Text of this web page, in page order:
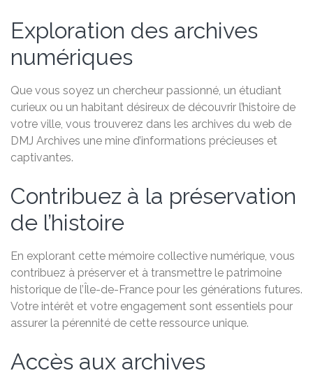
Exploration des archives
numériques
Que vous soyez un chercheur passionné, un étudiant
curieux ou un habitant désireux de découvrir l’histoire de
votre ville, vous trouverez dans les archives du web de
DMJ Archives une mine d’informations précieuses et
captivantes.
Contribuez à la préservation
de l’histoire
En explorant cette mémoire collective numérique, vous
contribuez à préserver et à transmettre le patrimoine
historique de l’Île-de-France pour les générations futures.
Votre intérêt et votre engagement sont essentiels pour
assurer la pérennité de cette ressource unique.
Accès aux archives